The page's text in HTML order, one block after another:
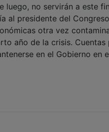
no servirán a este
al presidente del
otra vez
año de la crisis.
en el Gobierno en